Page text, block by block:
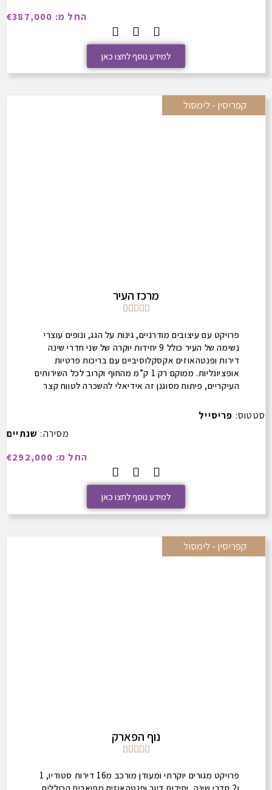
החל מ: €387,000
למידע נוסף לחצו כאן
קפריסין - לימסול
מרכז העיר





פרויקט עם עיצובים מודרניים, גינות על הגג, ונופים עוצרי
נשימה של העיר כולל 9 יחידות יוקרה של שני חדרי שינה
דירות ופנטהאוזים אקסקלוסיביים עם בריכות פרטיות
אופציונליות. ממוקם רק 1 ק”מ מהחוף וקרוב לכל השירותים
העיקריים, פיתוח מסוגנן זה אידיאלי להשכרה לטווח קצר
סטטוס: פריסייל
מסירה: שנתיים
החל מ: €292,000
למידע נוסף לחצו כאן
קפריסין - לימסול
נוף הפארק





פרויקט מגורים יוקרתי ומעודן מורכב מ16 דירות סטודיו, 1